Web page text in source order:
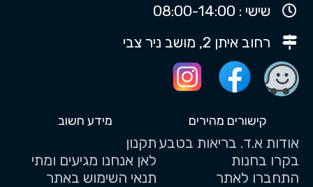
שישי : 08:00-14:00
רחוב איתן 2, מושב ניר צבי
קישורים מהירים
אודות א.ד. בריאות בטבע
בקרו בחנות
התחברו לאתר
מידע חשוב
תקנון
לאן אנחנו מגיעים ומתי
תנאי השימוש באתר